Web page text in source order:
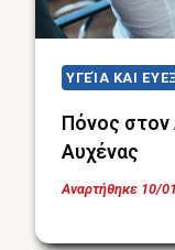
ΥΓΕΊΑ ΚΑΙ
Πόνος
Αυχένας
Αναρτήθηκε 10/